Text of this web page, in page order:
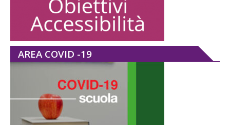
AREA COVID -19